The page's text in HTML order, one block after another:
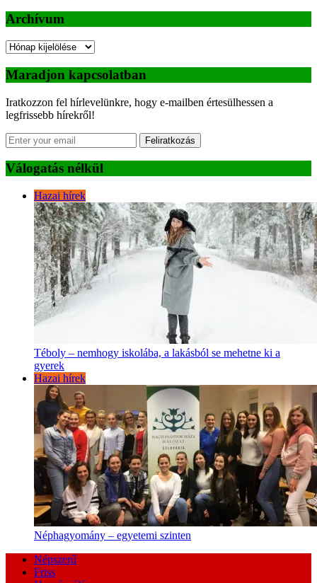
Archívum
Archívum
Maradjon kapcsolatban
Iratkozzon fel hírlevelünkre, hogy e-mailben értesülhessen a
legfrissebb hírekről!
Feliratkozás
Válogatás nélkül
Hazai hírek
Téboly – nemhogy iskolába, a lakásból se mehetne ki a
gyerek
Hazai hírek
Néphagyomány – egyetemi szinten
Népszerű
Friss